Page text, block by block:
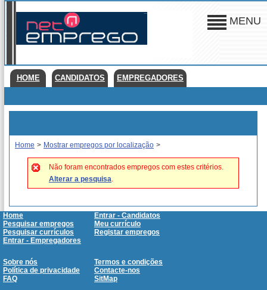
MENU
HOME CANDIDATOS EMPREGADORES
Home > Mostrar empregos por localização >
Não foram encontrados empregos com estes critérios.
Alterar a pesquisa.
Home
Entrar - Candidatos
Pesquisar empregos
Meu currículo
Pesquisar currículos
Registar empregos
Entrar - Empregadores
Sobre nós
Termos e condições
Política de privacidade
Contacte-nos
FAQ
SitMap